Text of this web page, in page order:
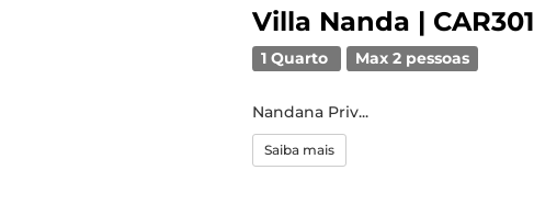
Villa Nanda | CAR301
1 Quarto Max 2 pessoas
Nandana Priv...
Saiba mais